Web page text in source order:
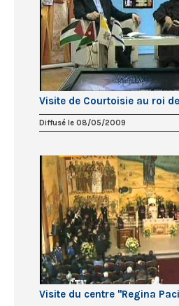
Visite de Courtoisie au roi
Diffusé le 08/05/2009
Visite du centre "Regina